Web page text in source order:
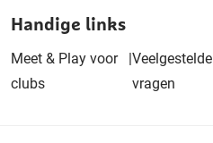
Handige links
Meet & Play voor
clubs
|Veelgestelde
vragen